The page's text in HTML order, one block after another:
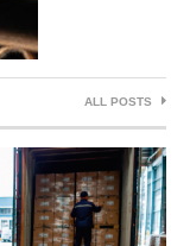
ALL POSTS